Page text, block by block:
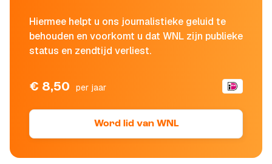
Hiermee helpt u ons journalistieke geluid te
behouden en voorkomt u dat WNL zijn publieke
status en zendtijd verliest.
€ 8,50 per jaar
Word lid van WNL